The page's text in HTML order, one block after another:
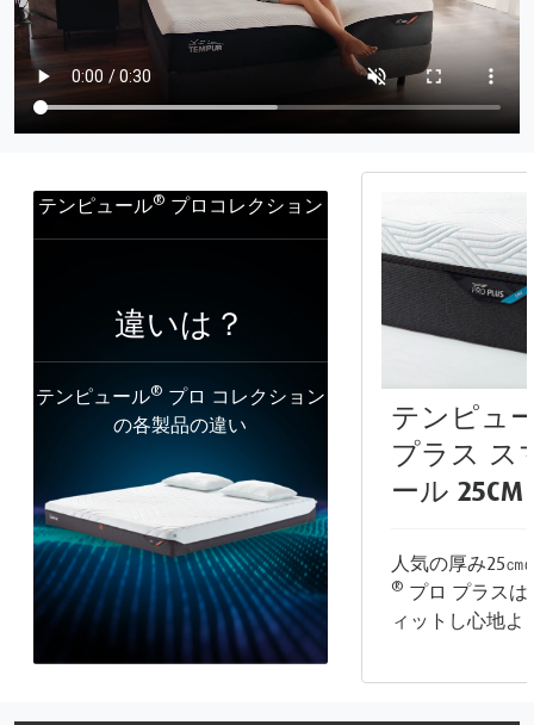
テンピュール® プロコレクション
違いは？
テンピュール® プロ コレクション
の各製品の違い
テンピュ
プラス ス
ール 25CM
人気の厚み25㎝
® プロ プラス
ィットし心地よ